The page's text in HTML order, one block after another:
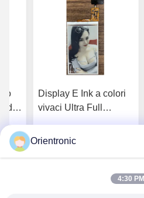
di
Display E Ink a colori
vivaci Ultra Full
Signage Monitor E Ink
Orientronic
4:30 PM